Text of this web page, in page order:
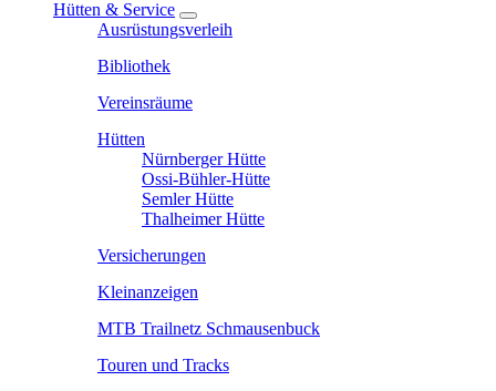
Hütten & Service
Ausrüstungsverleih
Bibliothek
Vereinsräume
Hütten
Nürnberger Hütte
Ossi-Bühler-Hütte
Semler Hütte
Thalheimer Hütte
Versicherungen
Kleinanzeigen
MTB Trailnetz Schmausenbuck
Touren und Tracks